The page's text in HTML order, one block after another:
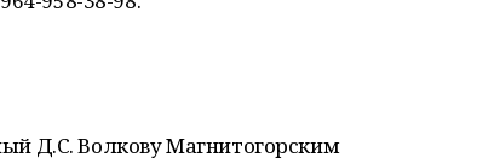
Д.С. Волкову Магнитогорским